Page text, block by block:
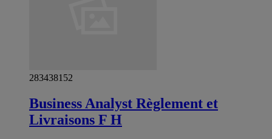
283438152
Business Analyst Règlement et
Livraisons F H